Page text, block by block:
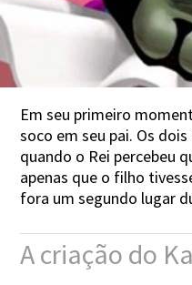
Em seu primeiro
soco em seu pai. Os
quando o Rei percebeu
apenas que o filho
fora um segundo lugar
A criação do